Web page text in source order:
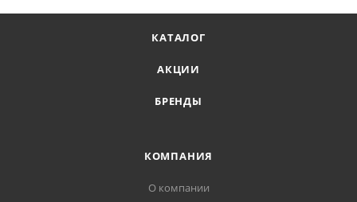
КАТАЛОГ
АКЦИИ
БРЕНДЫ
КОМПАНИЯ
О компании